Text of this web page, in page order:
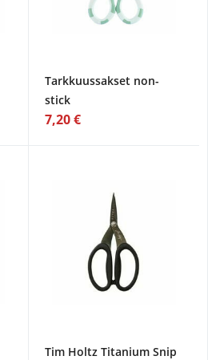
Tarkkuussakset non-
stick
7,20 €
Tim Holtz Titanium Snip